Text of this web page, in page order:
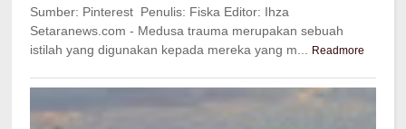
Sumber: Pinterest Penulis: Fiska Editor: Ihza
Setaranews.com - Medusa trauma merupakan sebuah
istilah yang digunakan kepada mereka yang m...
Readmore